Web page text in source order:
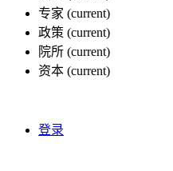
专家 (current)
政策 (current)
院所 (current)
资本 (current)
登录